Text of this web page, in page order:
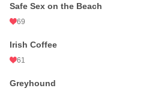
Safe Sex on the Beach
69
Irish Coffee
61
Greyhound